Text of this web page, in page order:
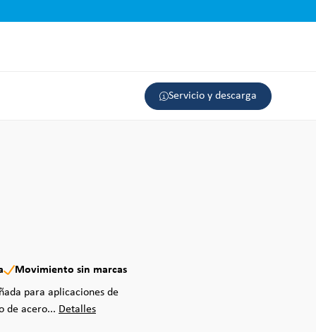
Servicio y descarga
Movimiento sin marcas
para aplicaciones de
de acero... Detalles